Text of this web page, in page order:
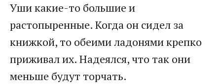
Уши какие-то большие и
растопыренные. Когда он сидел за
книжкой, то обеими ладонями крепко
приживал их. Надеялся, что так они
меньше будут торчать.